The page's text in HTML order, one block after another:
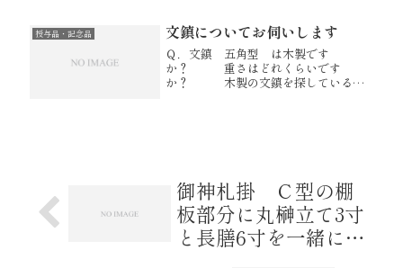
無いですか？ Ａ．横2寸5分（約
7.5cm）...
授与品・記念品 文鎮についてお伺いします
Ｑ．文鎮 五角型 は木製です
か？ 重さはどれくらいです
か？ 木製の文鎮を探しているの
御神札掛 Ｃ型の棚
板部分に丸榊立て3寸
と長膳6寸を一緒に載